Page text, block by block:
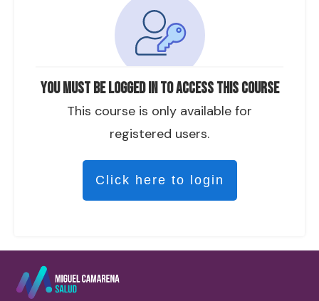
You must be logged in to access this course
This course is only available for
registered users.
Click here to login